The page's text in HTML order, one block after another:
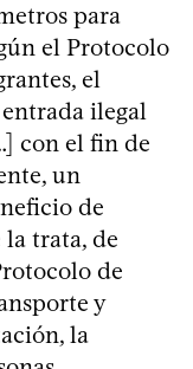
para
el Protocolo
el
ilegal
con el fin de
un
de
trata, de
de
y
la